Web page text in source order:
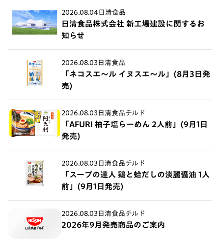
2026.08.04 日清食品
日清食品株式会社 新工場建設に関するお
知らせ
2026.08.03 日清食品
「ネコスエ～ル イヌスエ～ル」(8月3日発
売)
2026.08.03 日清食品チルド
「AFURI 柚子塩らーめん 2人前」(9月1日
発売)
2026.08.03 日清食品チルド
「スープの達人 鶏と蛤だしの淡麗醤油 1人
前」(9月1日発売)
2026.08.03 日清食品チルド
2026年9月発売商品のご案内